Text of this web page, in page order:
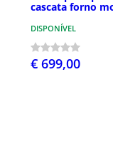
cascata forno
DISPONÍVEL
€ 699,00